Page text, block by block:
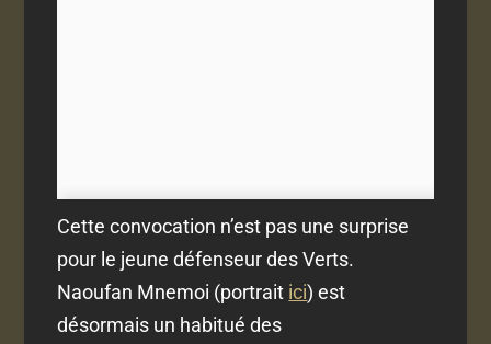
Cette convocation n’est pas une surprise
pour le jeune défenseur des Verts.
Naoufan Mnemoi (portrait ici) est
désormais un habitué des